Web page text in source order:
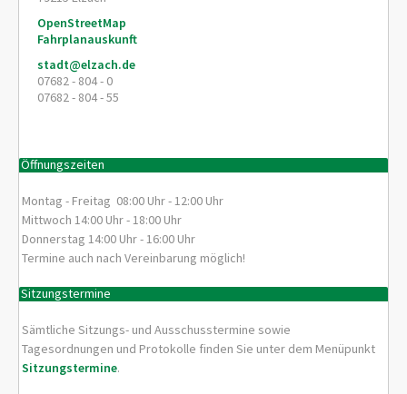
OpenStreetMap
Fahrplanauskunft
stadt@elzach.de
07682 - 804 - 0
07682 - 804 - 55
Öffnungszeiten
Montag - Freitag 08:00 Uhr - 12:00 Uhr
Mittwoch 14:00 Uhr - 18:00 Uhr
Donnerstag 14:00 Uhr - 16:00 Uhr
Termine auch nach Vereinbarung möglich!
Sitzungstermine
Sämtliche Sitzungs- und Ausschusstermine sowie
Tagesordnungen und Protokolle finden Sie unter dem Menüpunkt
Sitzungstermine.